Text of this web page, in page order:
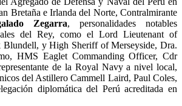
Bretaña e Irlanda del Norte, Contralmirante
Zegarra, personalidades notables
del Rey, como el Lord Lieutenant of
Blundell, y High Sheriff of Merseyside, Dra.
HMS Eaglet Commanding Officer, Cdr
de la Royal Navy a nivel local,
del Astillero Cammell Laird, Paul Coles,
diplomática del Perú acreditada en